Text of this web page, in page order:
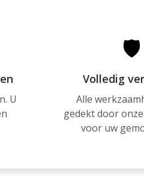
U
🛡
Volledig
Alle
gedekt door
voor uw